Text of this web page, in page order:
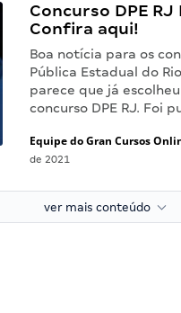
Concurso DPE RJ
Confira aqui!
Boa notícia para os
Pública Estadual do
parece que já
concurso DPE RJ. Foi
Equipe do Gran Cursos
de 2021
ver mais conteúdo